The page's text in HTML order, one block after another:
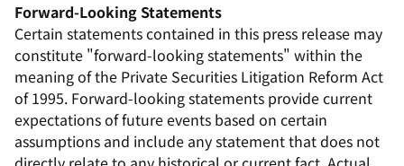
Forward-Looking Statements
Certain statements contained in this press release may
constitute "forward-looking statements" within the
meaning of the Private Securities Litigation Reform Act
of 1995. Forward-looking statements provide current
expectations of future events based on certain
assumptions and include any statement that does not